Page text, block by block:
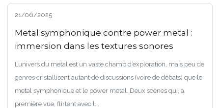
21/06/2025
Metal symphonique contre power metal :
immersion dans les textures sonores
L’univers du metal est un vaste champ d’exploration, mais peu de
genres cristallisent autant de discussions (voire de débats) que le
metal symphonique et le power metal. Deux scènes qui, à
première vue, flirtent avec l...